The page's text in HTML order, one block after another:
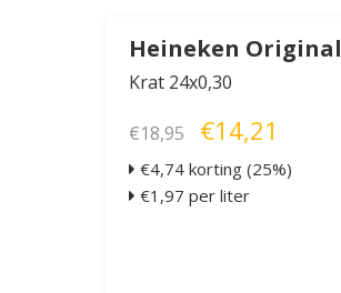
Heineken Original
Krat 24x0,30
€18,95 €14,21
€4,74 korting (25%)
€1,97 per liter